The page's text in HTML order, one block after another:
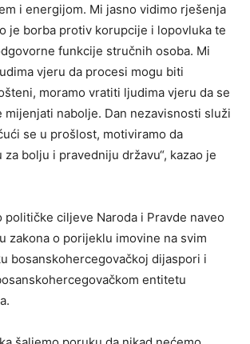
i energijom. Mi jasno vidimo rješenja
je borba protiv korupcije i lopovluka te
funkcije stručnih osoba. Mi
vjeru da procesi mogu biti
moramo vratiti ljudima vjeru da se
mijenjati nabolje. Dan nezavisnosti služi
se u prošlost, motiviramo da
bolju i pravedniju državu“, kazao je
političke ciljeve Naroda i Pravde naveo
zakona o porijeklu imovine na svim
bosanskohercegovačkoj dijaspori i
entitetu